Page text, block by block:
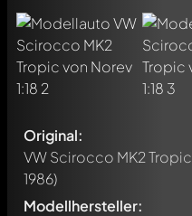
Original:
VW Scirocco MK2 Tropic
1986)
Modellhersteller: